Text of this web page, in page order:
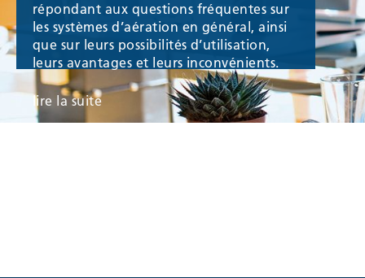
répondant aux questions fréquentes sur
les systèmes d’aération en général, ainsi
que sur leurs possibilités d’utilisation,
leurs avantages et leurs inconvénients.
lire la suite